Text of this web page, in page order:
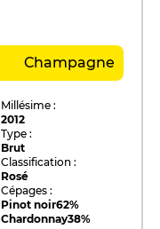
Champagne
Millésime :
2012
Type :
Brut
Classification :
Rosé
Cépages :
Pinot noir62%
Chardonnay38%